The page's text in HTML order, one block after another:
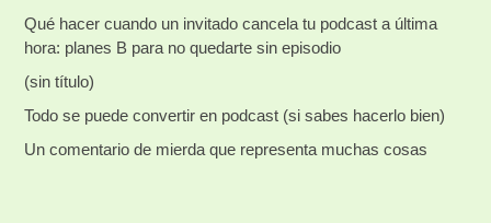
Qué hacer cuando un invitado cancela tu podcast a última
hora: planes B para no quedarte sin episodio
(sin título)
Todo se puede convertir en podcast (si sabes hacerlo bien)
Un comentario de mierda que representa muchas cosas